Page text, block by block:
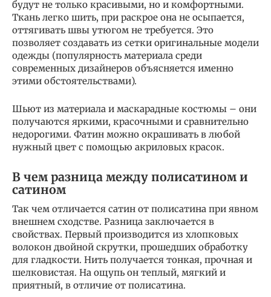
будут не только красивыми, но и комфортными.
Ткань легко шить, при раскрое она не осыпается,
оттягивать швы утюгом не требуется. Это
позволяет создавать из сетки оригинальные модели
одежды (популярность материала среди
современных дизайнеров объясняется именно
этими обстоятельствами).
Шьют из материала и маскарадные костюмы – они
получаются яркими, красочными и сравнительно
недорогими. Фатин можно окрашивать в любой
нужный цвет с помощью акриловых красок.
В чем разница между полисатином и
сатином
Так чем отличается сатин от полисатина при явном
внешнем сходстве. Разница заключается в
свойствах. Первый производится из хлопковых
волокон двойной скрутки, прошедших обработку
для гладкости. Нить получается тонкая, прочная и
шелковистая. На ощупь он теплый, мягкий и
приятный, в отличие от полисатина.